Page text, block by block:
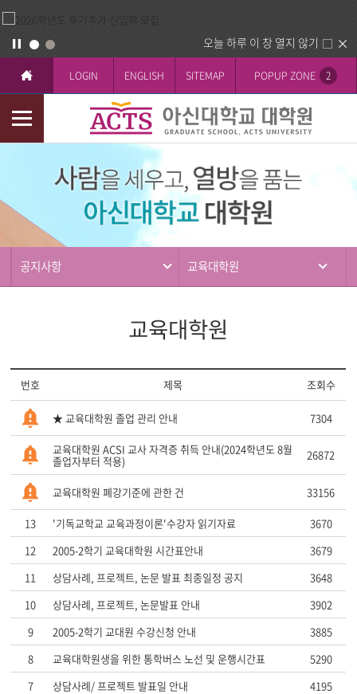
오늘 하루 이 창 열지 않기
LOGIN ENGLISH SITEMAP POPUP ZONE 2
모
바
티
공지사항 교육대학원
교육대학원
번호 제목 조회수
★ 교육대학원 졸업 관리 안내 7304
교육대학원 ACSI 교사 자격증 취득 안내(2024학년도 8월
졸업자부터 적용) 26872
교육대학원 폐강기준에 관한 건 33156
13 '기독교학교 교육과정이론'수강자 읽기자료
3670
12
2005-2학기 교육대학원 시간표안내
3679
11
상담사례, 프로젝트, 논문 발표 최종일정 공지
3648
10
상담사례, 프로젝트, 논문발표 안내
3902
9
2005-2학기 교대원 수강신청 안내
3885
8
교육대학원생을 위한 통학버스 노선 및 운행시간표
5290
7
상담사례/ 프로젝트 발표일 안내
4195